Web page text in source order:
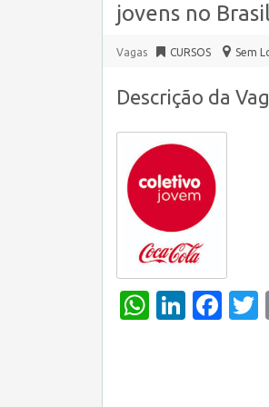
jovens no Brasil
Vagas CURSOS Sem
Descrição da